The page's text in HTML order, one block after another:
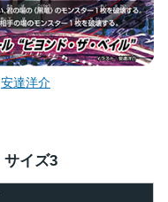
安達洋介
サイズ3